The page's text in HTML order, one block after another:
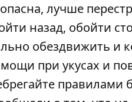
лучше
назад, обойти
обездвижить и
при укусах и
правилами